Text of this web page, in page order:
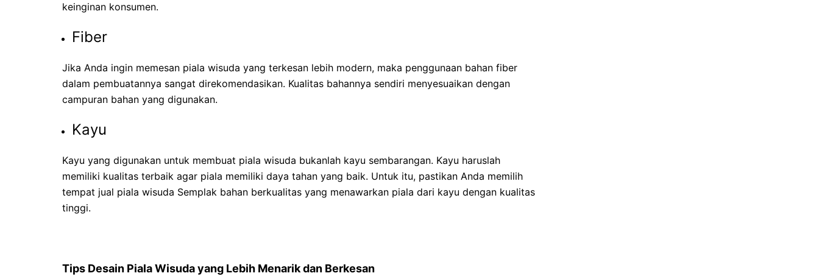
keinginan konsumen.
Fiber
Jika Anda ingin memesan piala wisuda yang terkesan lebih modern, maka penggunaan bahan fiber
dalam pembuatannya sangat direkomendasikan. Kualitas bahannya sendiri menyesuaikan dengan
campuran bahan yang digunakan.
Kayu
Kayu yang digunakan untuk membuat piala wisuda bukanlah kayu sembarangan. Kayu haruslah
memiliki kualitas terbaik agar piala memiliki daya tahan yang baik. Untuk itu, pastikan Anda memilih
tempat jual piala wisuda Semplak bahan berkualitas yang menawarkan piala dari kayu dengan kualitas
tinggi.
Tips Desain Piala Wisuda yang Lebih Menarik dan Berkesan